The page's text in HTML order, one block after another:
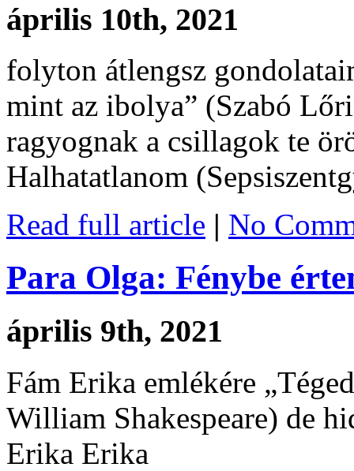
április 10th, 2021
folyton átlengsz
mint az ibolya” (Szabó
ragyognak a csillagok te
Halhatatlanom
Read full article | No
Para Olga: Fénybe
április 9th, 2021
Fám Erika emlékére
William Shakespeare) de
Erika Erika